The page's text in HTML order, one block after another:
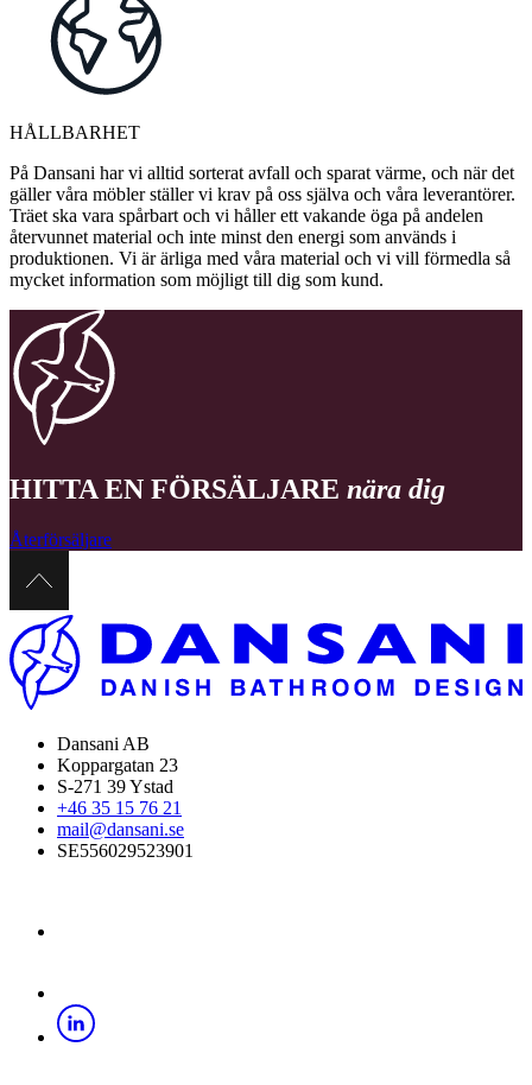
HÅLLBARHET
På Dansani har vi alltid sorterat avfall och sparat värme, och när det
gäller våra möbler ställer vi krav på oss själva och våra leverantörer.
Träet ska vara spårbart och vi håller ett vakande öga på andelen
återvunnet material och inte minst den energi som används i
produktionen. Vi är ärliga med våra material och vi vill förmedla så
mycket information som möjligt till dig som kund.
HITTA EN FÖRSÄLJARE nära dig
Återförsäljare
Dansani AB
Koppargatan 23
S-271 39 Ystad
+46 35 15 76 21
mail@dansani.se
SE556029523901